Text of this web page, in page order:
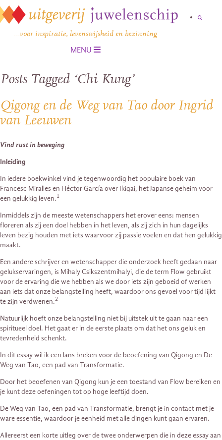
…voor inspiratie, levenswijsheid en bezinning
MENU
Posts Tagged ‘Chi Kung’
Qigong en de Weg van Tao door Ingrid
van Leeuwen
Vind rust in beweging
Inleiding
In iedere boekwinkel vind je tegenwoordig het populaire boek van
Francesc Miralles en Héctor García over Ikigai, het Japanse geheim voor
een gelukkig leven.1
Inmiddels zijn de meeste wetenschappers het erover eens: mensen
floreren als zij een doel hebben in het leven, als zij zich in hun dagelijks
leven bezig houden met iets waarvoor zij passie voelen en dat hen gelukkig
maakt.
Een andere schrijver en wetenschapper die onderzoek heeft gedaan naar
gelukservaringen, is Mihaly Csikszentmihalyi, die de term Flow gebruikt
voor de ervaring die we hebben als we door iets zijn geboeid of werken
aan iets dat onze belangstelling heeft, waardoor ons gevoel voor tijd lijkt
te zijn verdwenen.2
Natuurlijk hoeft onze belangstelling niet bij uitstek uit te gaan naar een
spiritueel doel. Het gaat er in de eerste plaats om dat het ons geluk en
tevredenheid schenkt.
In dit essay wil ik een lans breken voor de beoefening van Qigong en De
Weg van Tao, een pad van Transformatie.
Door het beoefenen van Qigong kun je een toestand van Flow bereiken en
je kunt deze oefeningen tot op hoge leeftijd doen.
De Weg van Tao, een pad van Transformatie, brengt je in contact met je
ware essentie, waardoor je eenheid met alle dingen kunt gaan ervaren.
Allereerst een korte uitleg over de twee onderwerpen die in deze essay aan